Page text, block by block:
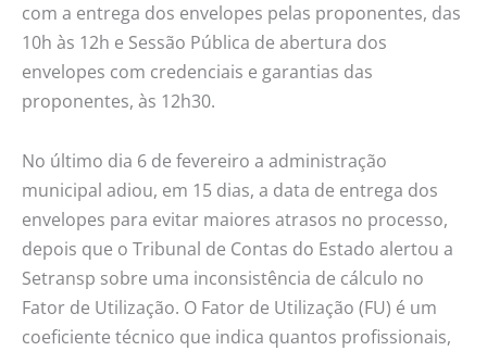
com a entrega dos envelopes pelas proponentes, das
10h às 12h e Sessão Pública de abertura dos
envelopes com credenciais e garantias das
proponentes, às 12h30.
No último dia 6 de fevereiro a administração
municipal adiou, em 15 dias, a data de entrega dos
envelopes para evitar maiores atrasos no processo,
depois que o Tribunal de Contas do Estado alertou a
Setransp sobre uma inconsistência de cálculo no
Fator de Utilização. O Fator de Utilização (FU) é um
coeficiente técnico que indica quantos profissionais,